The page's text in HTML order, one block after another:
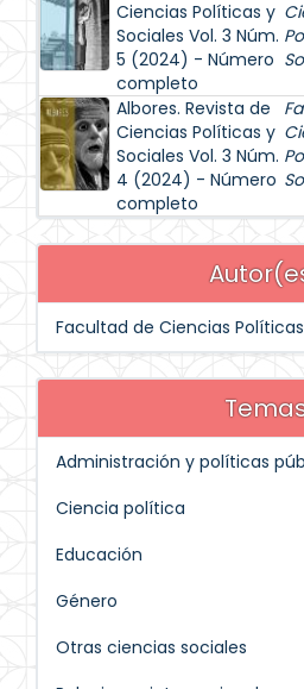
Ciencias Políticas y
Sociales Vol. 3 Núm.
5 (2024) - Número
completo
Albores. Revista de
Ciencias Políticas y
Sociales Vol. 3 Núm.
4 (2024) - Número
completo
Facultad de Ciencias Políticas
Administración y políticas
Ciencia política
Educación
Género
Otras ciencias sociales